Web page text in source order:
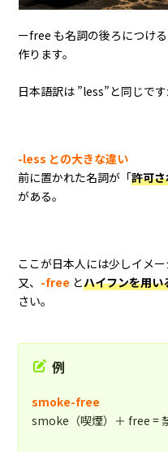
ーfree も名詞の後ろにつけ
作ります。
日本語訳は ”less”と同じで
-less との大きな違い
前に置かれた名詞が「許可
がある。
ここが日本人には少しイメ
又、 -free とハイフンを用い
さい。
例
smoke-free
smoke（喫煙）＋ free =